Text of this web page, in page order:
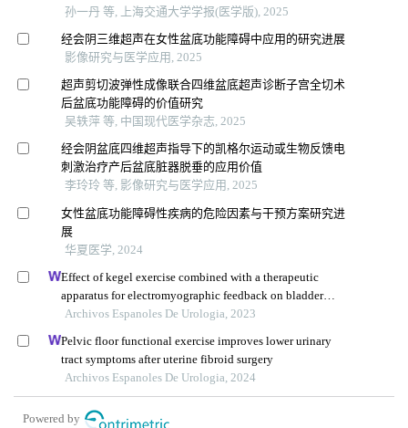
孙一丹 等, 上海交通大学学报(医学版), 2025
经会阴三维超声在女性盆底功能障碍中应用的研究进展
影像研究与医学应用, 2025
超声剪切波弹性成像联合四维盆底超声诊断子宫全切术
后盆底功能障碍的价值研究
吴轶萍 等, 中国现代医学杂志, 2025
经会阴盆底四维超声指导下的凯格尔运动或生物反馈电
刺激治疗产后盆底脏器脱垂的应用价值
李玲玲 等, 影像研究与医学应用, 2025
女性盆底功能障碍性疾病的危险因素与干预方案研究进
展
华夏医学, 2024
Effect of kegel exercise combined with a therapeutic
apparatus for electromyographic feedback on bladder
function in patients with bladder injury during
Archivos Espanoles De Urologia, 2023
Pelvic floor functional exercise improves lower urinary
tract symptoms after uterine fibroid surgery
Archivos Espanoles De Urologia, 2024
Powered by